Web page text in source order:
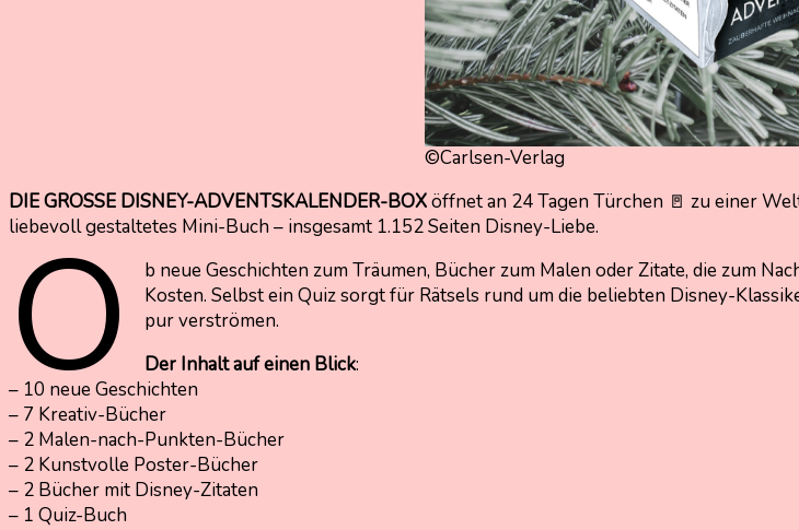
©Carlsen-Verlag
DIE GROSSE DISNEY-ADVENTSKALENDER-BOXöffnet an 24 Tagen Türchen 🚪 zu einer
liebevoll gestaltetes Mini-Buch – insgesamt 1.152 Seiten Disney-Liebe.
O
b neue Geschichten zum Träumen, Bücher zum Malen oder Zitate, die zum
Kosten. Selbst ein Quiz sorgt für Rätsels rund um die beliebten Disney-
pur verströmen.
Der Inhalt auf einen Blick:
– 10 neue Geschichten
– 7 Kreativ-Bücher
– 2 Malen-nach-Punkten-Bücher
– 2 Kunstvolle Poster-Bücher
– 2 Bücher mit Disney-Zitaten
– 1 Quiz-Buch